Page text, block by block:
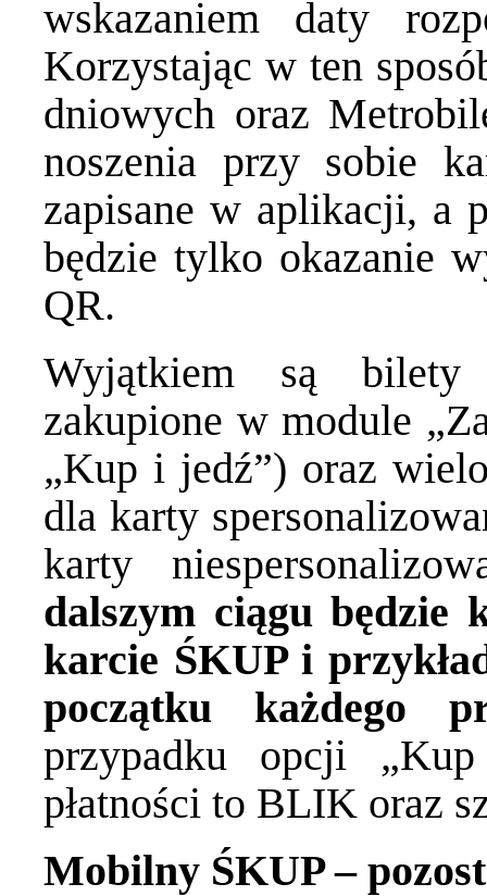
wskazaniem daty
Korzystając w ten
dniowych oraz
noszenia przy sobie
zapisane w aplikacji, a
będzie tylko okazanie
QR.
Wyjątkiem są bilety
zakupione w module
„Kup i jedź”) oraz
dla karty
karty
dalszym ciągu będzie
karcie ŚKUP i
początku każdego
przypadku opcji
płatności to BLIK oraz
Mobilny ŚKUP –